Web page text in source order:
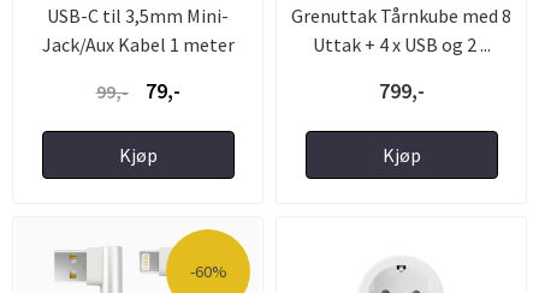
USB-C til 3,5mm Mini-
Jack/Aux Kabel 1 meter
99,-
79,-
Kjøp
Grenuttak Tårnkube med 8
Uttak + 4 x USB og 2 ...
799,-
Kjøp
-60%